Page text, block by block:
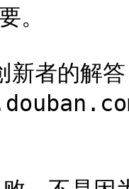
。
新者的解